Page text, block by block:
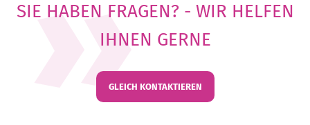
SIE HABEN FRAGEN? - WIR HELFEN
IHNEN GERNE
GLEICH KONTAKTIEREN